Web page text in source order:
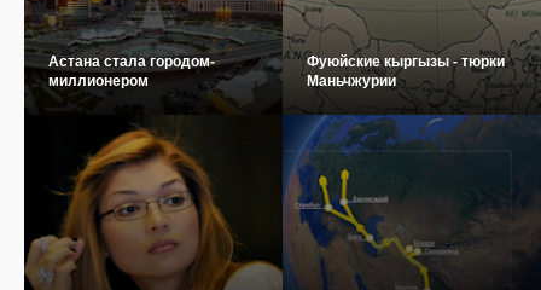
Астана стала городом-
миллионером
Фуюйские кыргызы - тюрки
Маньчжурии